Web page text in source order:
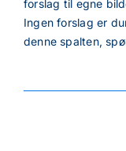
forslag til egne
Ingen forslag er
denne spalten,